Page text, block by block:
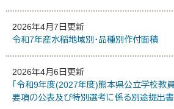
2026年4月7日更新
令和7年産水稲地域別・品種別作付面積
2026年4月6日更新
「令和9年度(2027年度)熊本県公立学校教
要項の公表及び特別選考に係る別途提出